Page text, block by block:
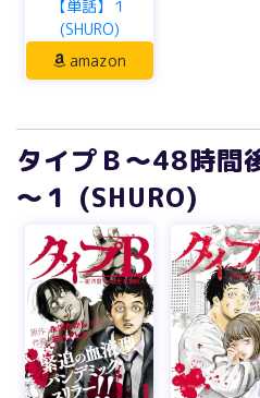
【単話】１
(SHURO)
amazon
タイプＢ～48時間
～１ (SHURO)